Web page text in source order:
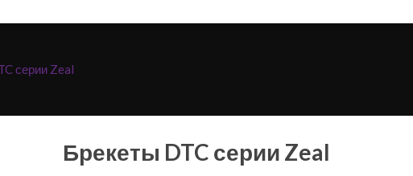
серии Zeal
Брекеты DTC серии Zeal